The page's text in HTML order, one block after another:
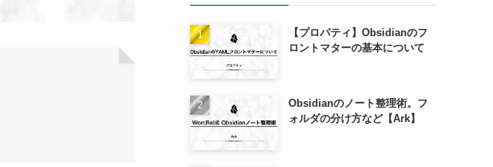
【プロパティ】Obsidianのフ
ロントマターの基本について
Obsidianのノート整理術。フ
ォルダの分け方など【Ark】